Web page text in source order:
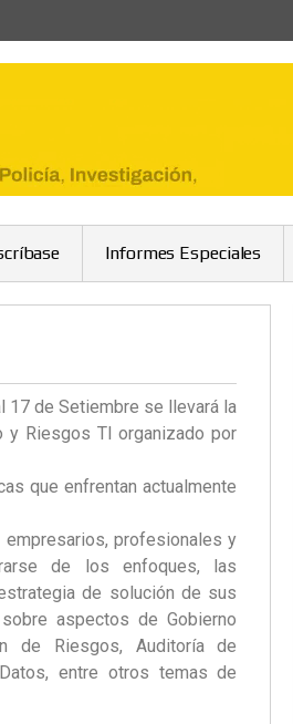
Informes Especiales
17 de Setiembre se llevará la
y Riesgos TI organizado por
que enfrentan actualmente
empresarios, profesionales y
de los enfoques, las
de solución de sus
aspectos de Gobierno
de Riesgos, Auditoría de
entre otros temas de